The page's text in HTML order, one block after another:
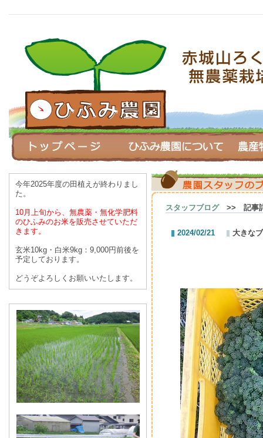
今年2025年度の田植えが終わりまし
た。
10月上旬から、無農薬・無化学肥料
のひふみのお米を販売させていただ
きます。
玄米10kg・白米9kg：9,000円前後を
予定しております。
どうぞよろしくお願いいたします。
スタッフブログ>> 記事
2024/02/21 大きな